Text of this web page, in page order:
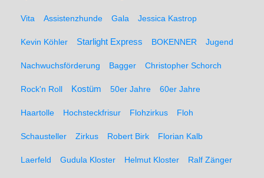
Vita Assistenzhunde Gala Jessica Kastrop
Kevin Köhler Starlight Express BOKENNER Jugend
Nachwuchsförderung Bagger Christopher Schorch
Rock'n Roll Kostüm 50er Jahre 60er Jahre
Haartolle Hochsteckfrisur Flohzirkus Floh
Schausteller Zirkus Robert Birk Florian Kalb
Laerfeld Gudula Kloster Helmut Kloster Ralf Zänger